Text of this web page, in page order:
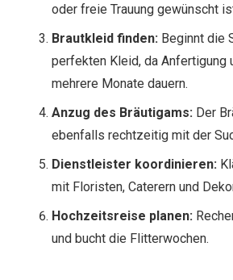
oder freie Trauung gewünscht
Brautkleid finden: Beginnt die
perfekten Kleid, da Anfertigung
mehrere Monate dauern.
Anzug des Bräutigams: Der
ebenfalls rechtzeitig mit der
Dienstleister koordinieren:
mit Floristen, Caterern und
Hochzeitsreise planen:
und bucht die Flitterwochen.